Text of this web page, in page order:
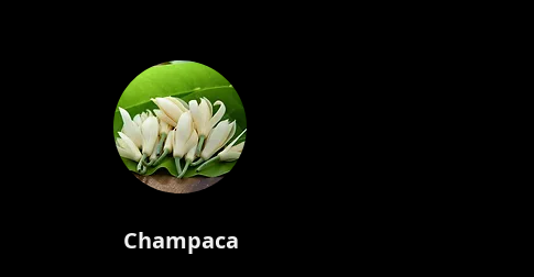
Champaca